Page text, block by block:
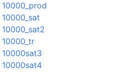
10000_prod
10000_sat
10000_sat2
10000_tr
10000sat3
10000sat4